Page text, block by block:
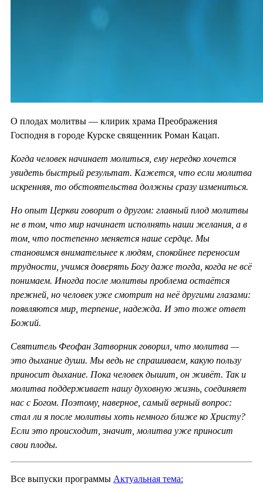
О плодах молитвы — клирик храма Преображения
Господня в городе Курске священник Роман Кацап.
Когда человек начинает молиться, ему нередко хочется
увидеть быстрый результат. Кажется, что если молитва
искренняя, то обстоятельства должны сразу измениться.
Но опыт Церкви говорит о другом: главный плод молитвы
не в том, что мир начинает исполнять наши желания, а в
том, что постепенно меняется наше сердце. Мы
становимся внимательнее к людям, спокойнее переносим
трудности, учимся доверять Богу даже тогда, когда не всё
понимаем. Иногда после молитвы проблема остаётся
прежней, но человек уже смотрит на неё другими глазами:
появляются мир, терпение, надежда. И это тоже ответ
Божий.
Святитель Феофан Затворник говорил, что молитва —
это дыхание души. Мы ведь не спрашиваем, какую пользу
приносит дыхание. Пока человек дышит, он живёт. Так и
молитва поддерживает нашу духовную жизнь, соединяет
нас с Богом. Поэтому, наверное, самый верный вопрос:
стал ли я после молитвы хоть немного ближе ко Христу?
Если это происходит, значит, молитва уже приносит
свои плоды.
Все выпуски программы Актуальная тема: